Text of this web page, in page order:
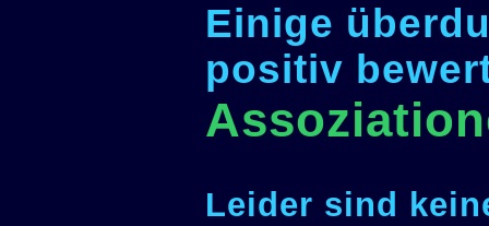
Einige
positiv
Leider sind